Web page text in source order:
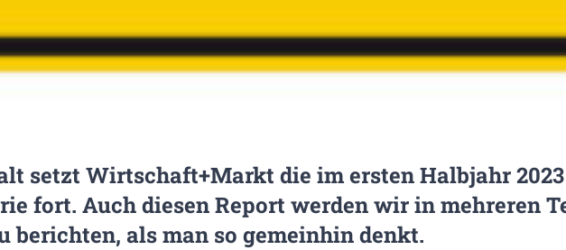
setzt Wirtschaft+Markt die im ersten Halbjahr
fort. Auch diesen Report werden wir in mehreren
als man so gemeinhin denkt.